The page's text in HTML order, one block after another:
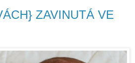
ZAVINUTÁ VE